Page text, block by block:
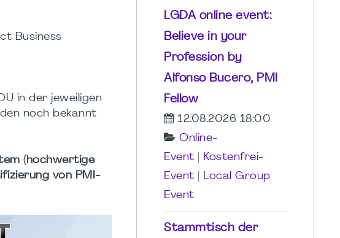
Business
in der jeweiligen
noch bekannt
(hochwertige
von PMI-
LGDA online event:
Believe in your
Profession by
Alfonso Bucero, PMI
Fellow
12.08.2026 18:00
Online-
Event
Kostenfrei-
Event
Local Group
Event
Stammtisch der